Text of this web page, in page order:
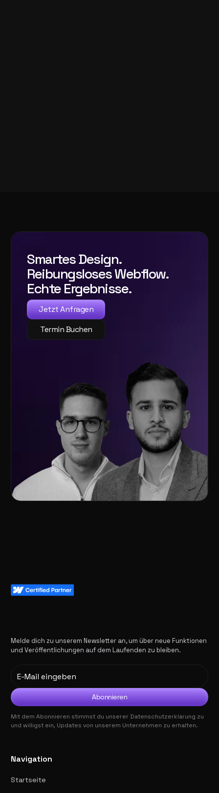
Smartes Design.
Reibungsloses Webflow.
Echte Ergebnisse.
Jetzt Anfragen
Termin Buchen
Melde dich zu unserem Newsletter an, um über neue Funktionen
und Veröffentlichungen auf dem Laufenden zu bleiben.
Mit dem Abonnieren stimmst du unserer Datenschutzerklärung zu
und willigst ein, Updates von unserem Unternehmen zu erhalten.
Navigation
Startseite